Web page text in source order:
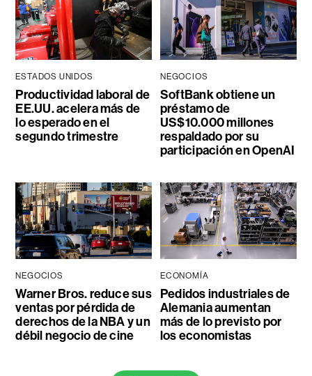
ESTADOS UNIDOS
Productividad laboral de
EE.UU. acelera más de
lo esperado en el
segundo trimestre
NEGOCIOS
SoftBank obtiene un
préstamo de
US$10.000 millones
respaldado por su
participación en OpenAI
NEGOCIOS
Warner Bros. reduce sus
ventas por pérdida de
derechos de la NBA y un
débil negocio de cine
ECONOMÍA
Pedidos industriales de
Alemania aumentan
más de lo previsto por
los economistas